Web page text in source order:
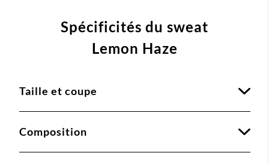
Spécificités du sweat
Lemon Haze
Taille et coupe
Composition